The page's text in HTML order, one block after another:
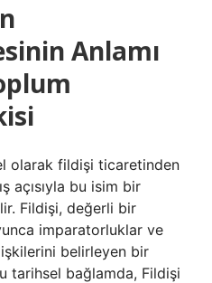
Anlamı
olarak fildişi ticaretinden
açısıyla bu isim bir
Fildişi, değerli bir
imparatorluklar ve
belirleyen bir
tarihsel bağlamda, Fildişi